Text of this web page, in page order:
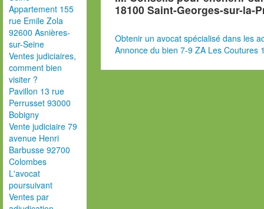
Appartement 155
rue Emile Zola
92600 Asnières-
sur-Seine
Ventes judiciaires,
comment bien
visiter ?
Pavillon 13 rue
Perrusset 93000
Bobigny
Vente judiciaire 79
avenue Henri
Barbusse 92700
Colombes
L'avocat
poursuivant
Ventes par
18100 Saint-Georges-sur-la-
Obtenir un avocat spécialisé dans les
Annonce du bien 7-9 ZA Les Coutures